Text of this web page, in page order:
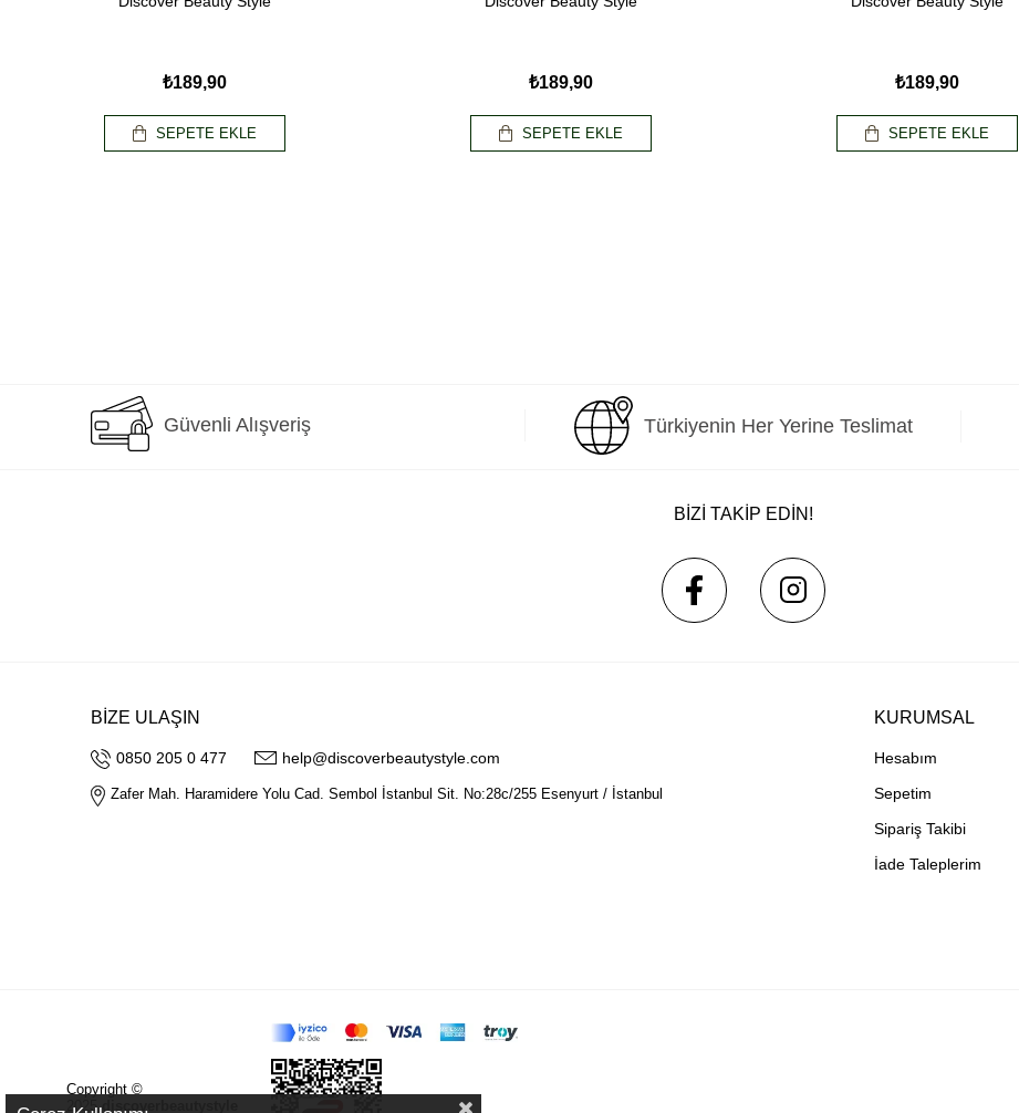
₺189,90
SEPETE EKLE
₺189,90
SEPETE EKLE
₺189,90
SEPETE EKLE
Güvenli Alışveriş Türkiyenin Her Yerine Teslimat
BİZİ TAKİP EDİN!
BİZE ULAŞIN
0850 205 0 477 help@discoverbeautystyle.com
Zafer Mah. Haramidere Yolu Cad. Sembol İstanbul Sit. No:28c/255 Esenyurt / İstanbul
KURUMSAL
Hesabım
Sepetim
Sipariş Takibi
İade Taleplerim
Copyright ©
2025